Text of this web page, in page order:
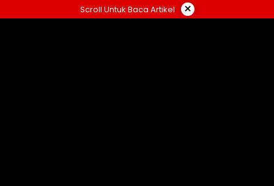
ke
Scroll Untuk Baca Artikel ×